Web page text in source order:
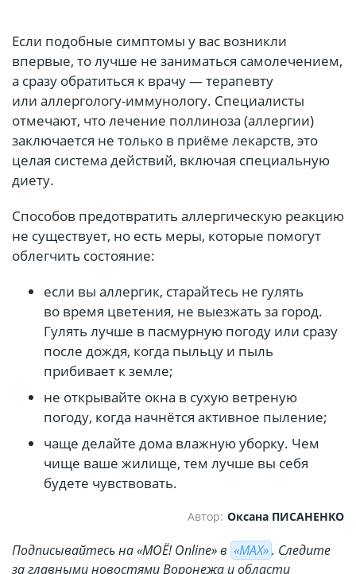
Если подобные симптомы у вас возникли
впервые, то лучше не заниматься самолечением,
а сразу обратиться к врачу — терапевту
или аллергологу-иммунологу. Специалисты
отмечают, что лечение поллиноза (аллергии)
заключается не только в приёме лекарств, это
целая система действий, включая специальную
диету.
Способов предотвратить аллергическую реакцию
не существует, но есть меры, которые помогут
облегчить состояние:
если вы аллергик, старайтесь не гулять
во время цветения, не выезжать за город.
Гулять лучше в пасмурную погоду или сразу
после дождя, когда пыльцу и пыль
прибивает к земле;
не открывайте окна в сухую ветреную
погоду, когда начнётся активное пыление;
чаще делайте дома влажную уборку. Чем
чище ваше жилище, тем лучше вы себя
будете чувствовать.
Автор: Оксана ПИСАНЕНКО
Подписывайтесь на «МОЁ! Online» в «МАХ». Cледите
за главными новостями Воронежа и области